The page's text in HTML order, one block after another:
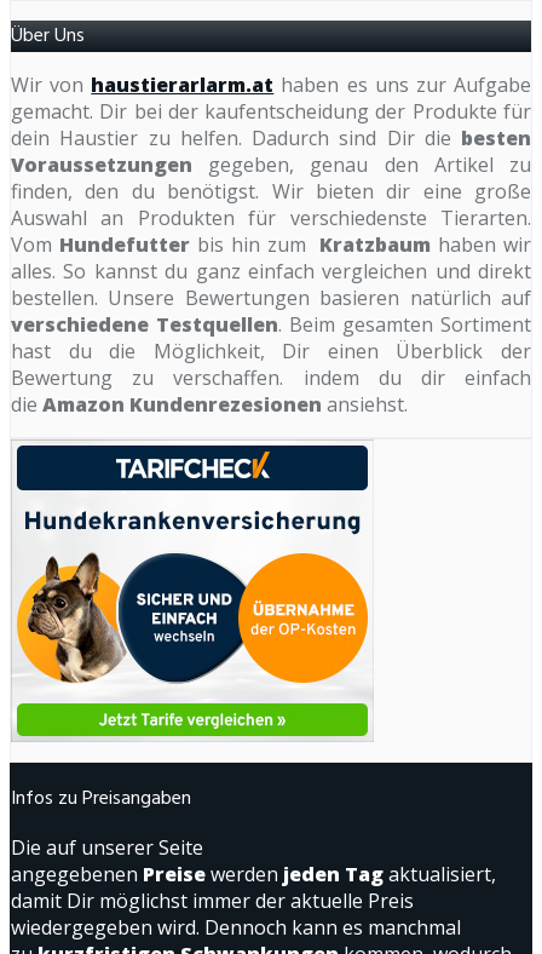
Über Uns
Wir von haustierarlarm.at haben es uns zur Aufgabe
gemacht. Dir bei der kaufentscheidung der Produkte für
dein Haustier zu helfen. Dadurch sind Dir die besten
Voraussetzungen gegeben, genau den Artikel zu
finden, den du benötigst. Wir bieten dir eine große
Auswahl an Produkten für verschiedenste Tierarten.
Vom Hundefutter bis hin zum Kratzbaum haben wir
alles. So kannst du ganz einfach vergleichen und direkt
bestellen. Unsere Bewertungen basieren natürlich auf
verschiedene Testquellen. Beim gesamten Sortiment
hast du die Möglichkeit, Dir einen Überblick der
Bewertung zu verschaffen. indem du dir einfach
die Amazon Kundenrezesionen ansiehst.
Infos zu Preisangaben
Die auf unserer Seite
angegebenen Preisewerden jeden Tagaktualisiert,
damit Dir möglichst immer der aktuelle Preis
wiedergegeben wird. Dennoch kann es manchmal